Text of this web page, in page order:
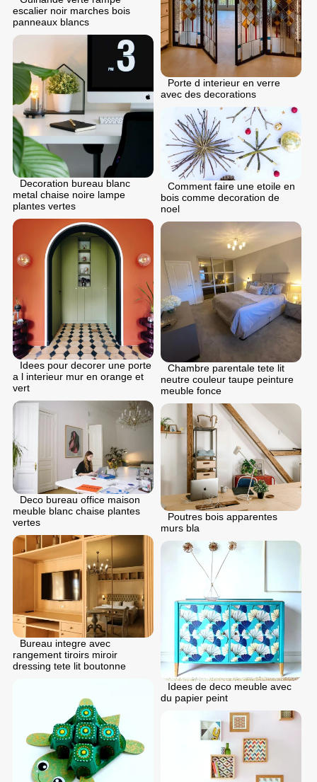
escalier noir marches bois
panneaux blancs
Porte d interieur en verre
avec des decorations
Decoration bureau blanc
metal chaise noire lampe
plantes vertes
Comment faire une etoile en
bois comme decoration de
noel
Idees pour decorer une porte
a l interieur mur en orange et
vert
Chambre parentale tete lit
neutre couleur taupe peinture
meuble fonce
Deco bureau office maison
meuble blanc chaise plantes
vertes
Poutres bois apparentes
murs bla
Bureau integre avec
rangement tiroirs miroir
dressing tete lit boutonne
Idees de deco meuble avec
du papier peint